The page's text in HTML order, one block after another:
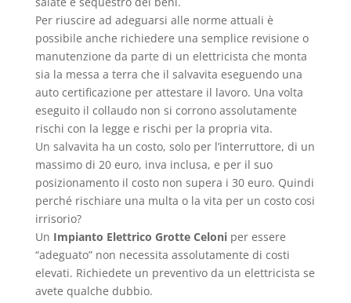
Per riuscire ad adeguarsi alle norme attuali è
possibile anche richiedere una semplice revisione o
manutenzione da parte di un elettricista che monta
sia la messa a terra che il salvavita eseguendo una
auto certificazione per attestare il lavoro. Una volta
eseguito il collaudo non si corrono assolutamente
rischi con la legge e rischi per la propria vita.
Un salvavita ha un costo, solo per l’interruttore, di un
massimo di 20 euro, inva inclusa, e per il suo
posizionamento il costo non supera i 30 euro. Quindi
perché rischiare una multa o la vita per un costo cosi
irrisorio?
Un Impianto Elettrico Grotte Celoniper essere
“adeguato” non necessita assolutamente di costi
elevati. Richiedete un preventivo da un elettricista se
avete qualche dubbio.